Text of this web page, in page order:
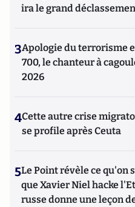
ira le grand
3Apologie du terrorisme
700, le chanteur à
2026
4Cette autre crise
se profile après Ceuta
5Le Point révèle ce qu'on
que Xavier Niel hacke
russe donne une leçon